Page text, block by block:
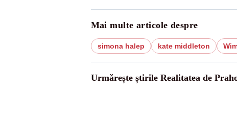
Mai multe articole despre
simona halep kate middleton
Urmărește știrile Realitatea de